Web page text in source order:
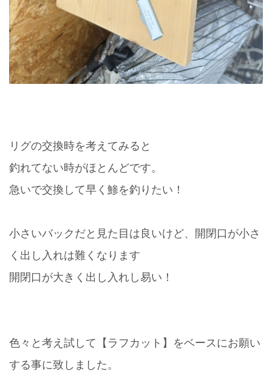
リグの交換時を考えてみると
釣れてない時がほとんどです。
急いで交換して早く鯵を釣りたい！
小さいバックだと見た目は良いけど、開閉口が小さ
く出し入れは難くなります
開閉口が大きく出し入れし易い！
色々と考え試して【ラフカット】をベースにお願い
する事に致しました。